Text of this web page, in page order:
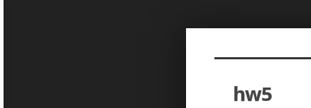
hw5
Sketchbook5, 스케치북5
Sketchbook5, 스케치북5